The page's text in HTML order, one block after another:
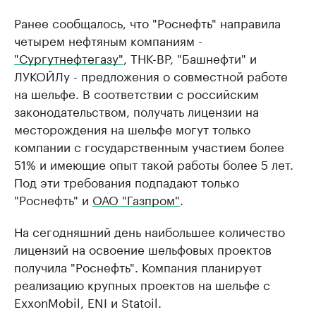
Ранее сообщалось, что "Роснефть" направила
четырем нефтяным компаниям -
"Сургутнефтегазу", ТНК-BP, "Башнефти" и
ЛУКОЙЛу - предложения о совместной работе
на шельфе. В соответствии с российским
законодательством, получать лицензии на
месторождения на шельфе могут только
компании с государственным участием более
51% и имеющие опыт такой работы более 5 лет.
Под эти требования подпадают только
"Роснефть" и ОАО "Газпром".
На сегодняшний день наибольшее количество
лицензий на освоение шельфовых проектов
получила "Роснефть". Компания планирует
реализацию крупных проектов на шельфе с
ExxonMobil, ENI и Statoil.